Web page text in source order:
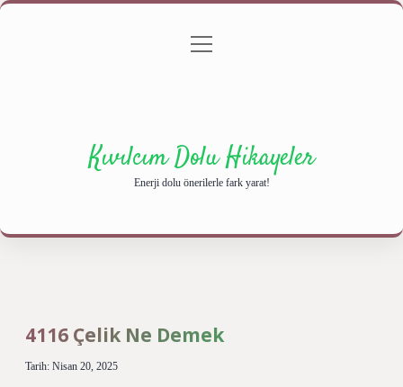
Gizlilik Politikası
menüyü
Kıvılcım Dolu Hikayeler
Enerji dolu önerilerle fark yarat!
4116 Çelik Ne Demek
Tarih: Nisan 20, 2025